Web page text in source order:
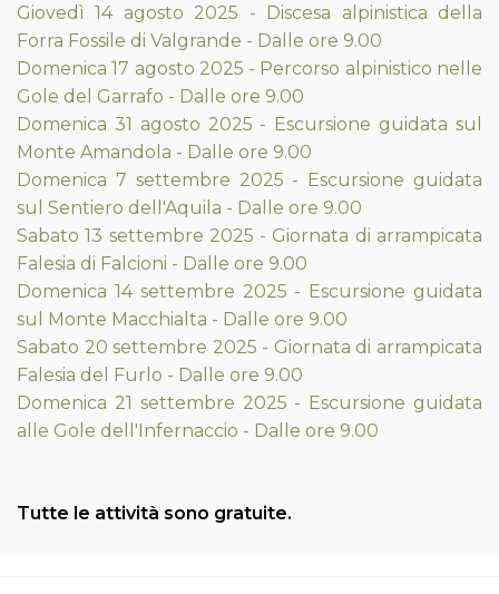
Giovedì 14 agosto 2025 - Discesa alpinistica della
Forra Fossile di Valgrande - Dalle ore 9.00
Domenica 17 agosto 2025 - Percorso alpinistico nelle
Gole del Garrafo - Dalle ore 9.00
Domenica 31 agosto 2025 - Escursione guidata sul
Monte Amandola - Dalle ore 9.00
Domenica 7 settembre 2025 - Escursione guidata
sul Sentiero dell'Aquila - Dalle ore 9.00
Sabato 13 settembre 2025 - Giornata di arrampicata
Falesia di Falcioni - Dalle ore 9.00
Domenica 14 settembre 2025 - Escursione guidata
sul Monte Macchialta - Dalle ore 9.00
Sabato 20 settembre 2025 - Giornata di arrampicata
Falesia del Furlo - Dalle ore 9.00
Domenica 21 settembre 2025 - Escursione guidata
alle Gole dell'Infernaccio - Dalle ore 9.00
Tutte le attività sono gratuite.